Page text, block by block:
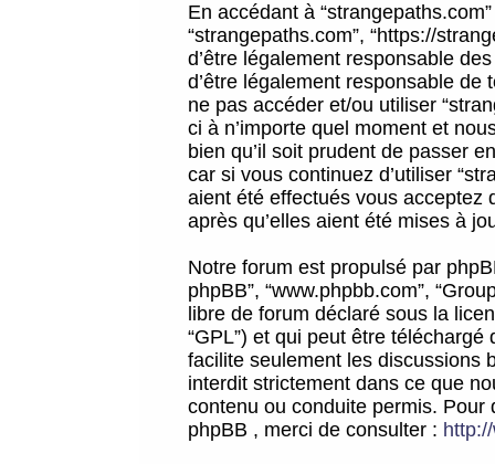
En accédant à
“strangepaths.com”, “https://
d’être légalement responsable
d’être légalement responsable
ne pas accéder et/ou utiliser
ci à n’importe quel moment et
bien qu’il soit prudent de passer
car si vous continuez d’utiliser
aient été effectués vous acceptez
après qu’elles aient été mises à
Notre forum est propulsé par
phpBB”, “www.phpbb.com”,
libre de forum déclaré sous la
“GPL”) et qui peut être téléchargé
facilite seulement les discussions
interdit strictement dans ce que
contenu ou conduite permis.
phpBB , merci de consulter :